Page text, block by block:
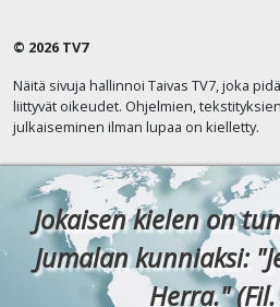
© 2026 TV7
Näitä sivuja hallinnoi Taivas TV7, joka
liittyvät oikeudet. Ohjelmien,
julkaiseminen ilman lupaa on kielletty.
Jokaisen kielen on
Jumalan kunniaksi:
Herra."